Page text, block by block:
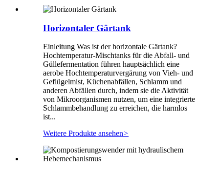
Horizontaler Gärtank
Einleitung Was ist der horizontale Gärtank?
Hochtemperatur-Mischtanks für die Abfall- und
Güllefermentation führen hauptsächlich eine
aerobe Hochtemperaturvergärung von Vieh- und
Geflügelmist, Küchenabfällen, Schlamm und
anderen Abfällen durch, indem sie die Aktivität
von Mikroorganismen nutzen, um eine integrierte
Schlammbehandlung zu erreichen, die harmlos
ist...
Weitere Produkte ansehen>